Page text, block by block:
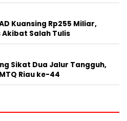
Kuansing Rp255 Miliar,
Akibat Salah Tulis
Sikat Dua Jalur Tangguh,
Riau ke-44